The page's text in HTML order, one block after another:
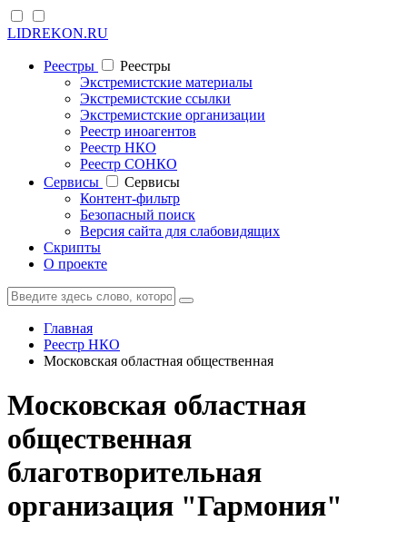
LIDREKON.RU
Реестры
Реестры
Экстремистские материалы
Экстремистские ссылки
Экстремистские организации
Реестр иноагентов
Реестр НКО
Реестр СОНКО
Cервисы
Cервисы
Контент-фильтр
Безопасный поиск
Версия сайта для слабовидящих
Скрипты
О проекте
Главная
Реестр НКО
Московская областная общественная
Московская областная
общественная
благотворительная
организация "Гармония"